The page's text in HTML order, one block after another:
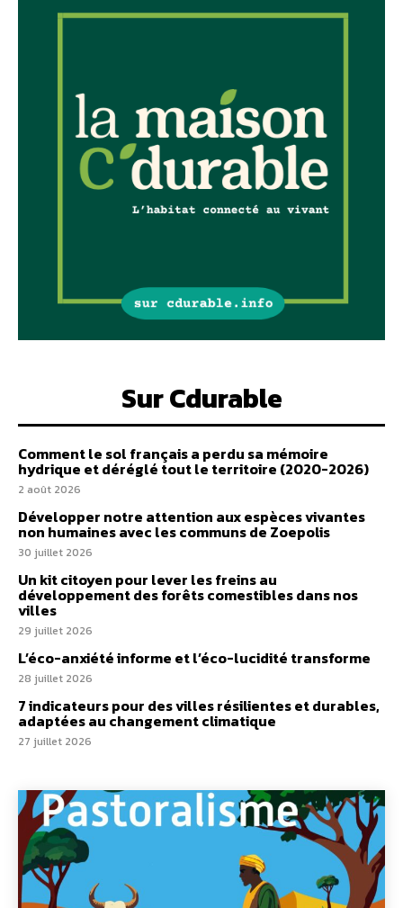
Sur Cdurable
Comment le sol français a perdu sa mémoire
hydrique et déréglé tout le territoire (2020-2026)
2 août 2026
Développer notre attention aux espèces vivantes
non humaines avec les communs de Zoepolis
30 juillet 2026
Un kit citoyen pour lever les freins au
développement des forêts comestibles dans nos
villes
29 juillet 2026
L’éco-anxiété informe et l’éco-lucidité transforme
28 juillet 2026
7 indicateurs pour des villes résilientes et durables,
adaptées au changement climatique
27 juillet 2026